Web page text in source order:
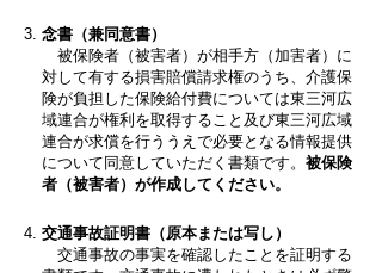
念書（兼同意書）
被保険者（被害者）が相手方（加害者）に
対して有する損害賠償請求権のうち、介護保
険が負担した保険給付費については東三河広
域連合が権利を取得すること及び東三河広域
連合が求償を行ううえで必要となる情報提供
について同意していただく書類です。 被保険
者（被害者）が作成してください。
交通事故証明書（原本または写し）
交通事故の事実を確認したことを証明する